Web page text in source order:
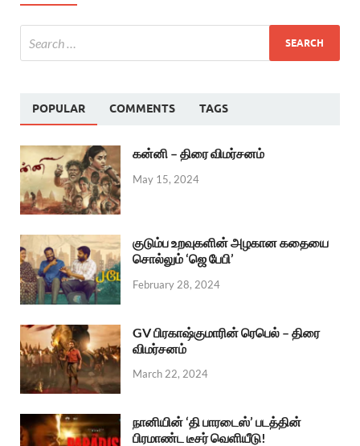
POPULAR COMMENTS TAGS
கன்னி – திரை விமர்சனம்
May 15, 2024
குடும்ப உறவுகளின் அழகான கதையை
சொல்லும் ‘ஜெ பேபி’
February 28, 2024
GV பிரகாஷ்குமாரின் ரெபெல் – திரை
விமர்சனம்
March 22, 2024
நானியின் ‘தி பாரடைஸ்’ படத்தின்
பிரமாண்ட டீசர் வெளியீடு!